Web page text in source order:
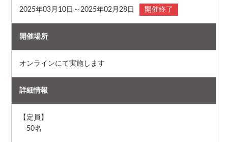
2025年03月10日～2025年02月28日 開催終了
開催場所
オンラインにて実施します
詳細情報
【定員】
50名